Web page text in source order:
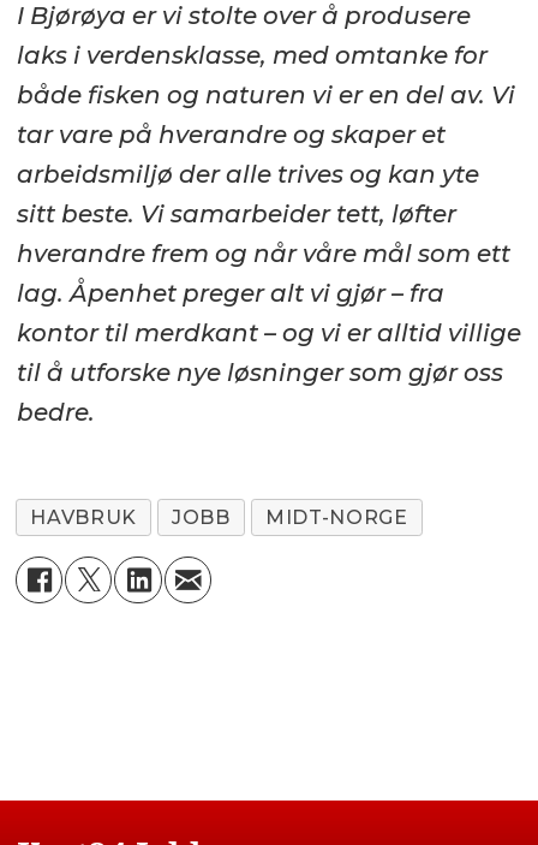
I Bjørøya er vi stolte over å produsere
laks i verdensklasse, med omtanke for
både fisken og naturen vi er en del av. Vi
tar vare på hverandre og skaper et
arbeidsmiljø der alle trives og kan yte
sitt beste. Vi samarbeider tett, løfter
hverandre frem og når våre mål som ett
lag. Åpenhet preger alt vi gjør – fra
kontor til merdkant – og vi er alltid villige
til å utforske nye løsninger som gjør oss
bedre.
HAVBRUK JOBB MIDT-NORGE